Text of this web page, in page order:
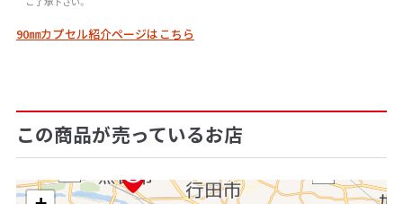
90㎜カプセル紹介ページはこちら
この商品が売っているお店